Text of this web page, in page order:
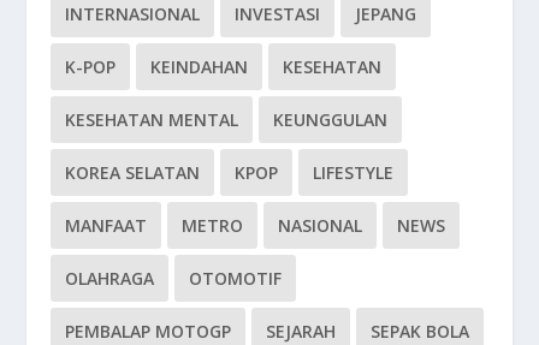
INTERNASIONAL INVESTASI JEPANG
K-POP KEINDAHAN KESEHATAN
KESEHATAN MENTAL KEUNGGULAN
KOREA SELATAN KPOP LIFESTYLE
MANFAAT METRO NASIONAL NEWS
OLAHRAGA OTOMOTIF
PEMBALAP MOTOGP SEJARAH SEPAK BOLA